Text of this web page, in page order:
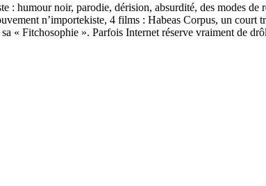
: humour noir, parodie, dérision, absurdité, des modes
n’importekiste, 4 films : Habeas Corpus, un court
« Fitchosophie ». Parfois Internet réserve vraiment de